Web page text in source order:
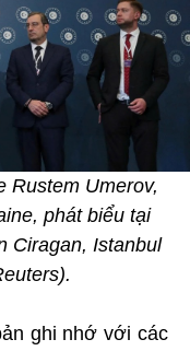
Rustem Umerov,
phát biểu tại
Ciragan, Istanbul
ghi nhớ với các